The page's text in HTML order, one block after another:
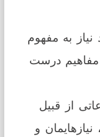
به مفهوم
درست
از قبیل
و